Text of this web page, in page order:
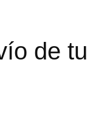
de